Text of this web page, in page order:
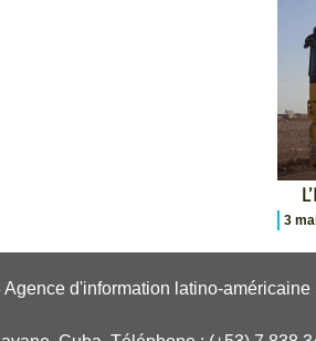
3
d'information latino-américaine